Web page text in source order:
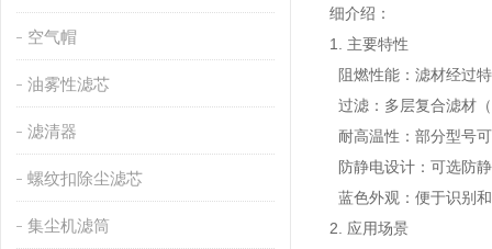
空气帽
油雾性滤芯
滤清器
螺纹扣除尘滤芯
集尘机滤筒
细介绍：
1. 主要特性
阻燃性能：滤材经过
过滤：多层复合滤材
耐高温性：部分型号
防静电设计：可选防
蓝色外观：便于识别
2. 应用场景